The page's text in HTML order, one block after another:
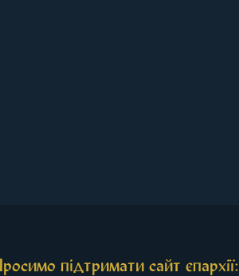
підтримати сайт єпархії: